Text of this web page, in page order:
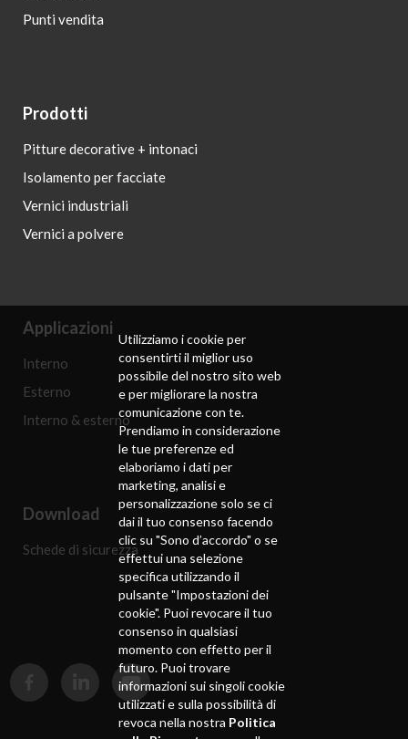
Punti vendita
Prodotti
Pitture decorative + intonaci
Isolamento per facciate
Vernici industriali
Vernici a polvere
Applicazioni
Interno
Esterno
Interno & esterno
Download
Schede di sicurezza
Utilizziamo i cookie per
consentirti il ​​miglior uso
possibile del nostro sito web
e per migliorare la nostra
comunicazione con te.
Prendiamo in considerazione
le tue preferenze ed
elaboriamo i dati per
marketing, analisi e
personalizzazione solo se ci
dai il tuo consenso facendo
clic su "Sono d’accordo" o se
effettui una selezione
specifica utilizzando il
pulsante "Impostazioni dei
cookie". Puoi revocare il tuo
consenso in qualsiasi
momento con effetto per il
futuro. Puoi trovare
informazioni sui singoli cookie
utilizzati e sulla possibilità di
revoca nella nostra Politica